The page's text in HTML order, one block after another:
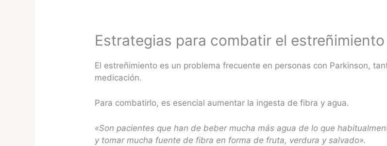
Estrategias para combatir el estreñimiento
El estreñimiento es un problema frecuente en personas con Parkinson,
medicación.
Para combatirlo, es esencial aumentar la ingesta de fibra y agua.
«Son pacientes que han de beber mucha más agua de lo que
y tomar mucha fuente de fibra en forma de fruta, verdura y salvado».